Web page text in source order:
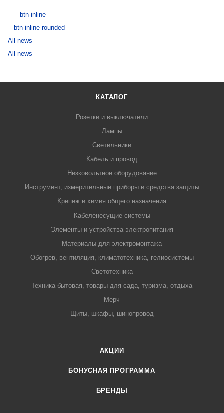
btn-inline
btn-inline rounded
All news
All news
КАТАЛОГ
Розетки и выключатели
Лампы
Светильники
Кабель и провод
Низковольтное оборудование
Инструмент, измерительные приборы и средства защиты
Крепеж и химия общего назначения
Кабеленесущие системы
Элементы и устройства электропитания
Материалы для электромонтажа
Обогрев, вентиляция, климатотехника, гелиосистемы
Светотехника
Техника бытовая, товары для сада, туризма, отдыха
Мерч
Щиты, шкафы, шинопровод
АКЦИИ
БОНУСНАЯ ПРОГРАММА
БРЕНДЫ